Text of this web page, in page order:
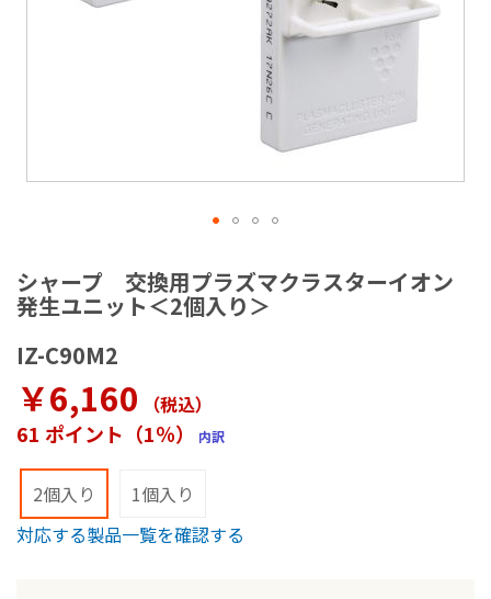
シャープ 交換用プラズマクラスターイオン
発生ユニット＜2個入り＞
IZ-C90M2
￥6,160 （税込）
61 ポイント（1％） 内訳
2個入り
1個入り
対応する製品一覧を確認する
メ
ー
ジ
ャ
リ
ー
の
最
初
移